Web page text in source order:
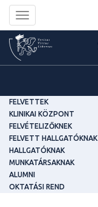
Toggle
navigation
FELVETTEK
KLINIKAI KÖZPONT
FELVÉTELIZŐKNEK
FELVETT HALLGATÓKNAK
HALLGATÓKNAK
MUNKATÁRSAKNAK
ALUMNI
OKTATÁSI REND